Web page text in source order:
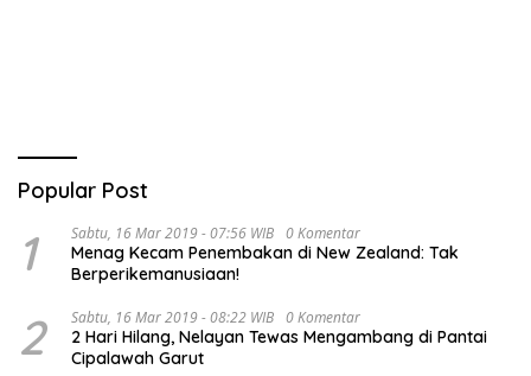
Popular Post
1 Sabtu, 16 Mar 2019 - 07:56 WIB 0 Komentar
Menag Kecam Penembakan di New Zealand: Tak
Berperikemanusiaan!
2 Sabtu, 16 Mar 2019 - 08:22 WIB 0 Komentar
2 Hari Hilang, Nelayan Tewas Mengambang di Pantai
Cipalawah Garut